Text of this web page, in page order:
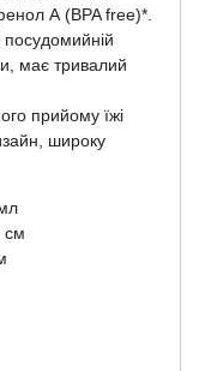
А (BPA free)*.
має тривалий
прийому їжі
широку
см